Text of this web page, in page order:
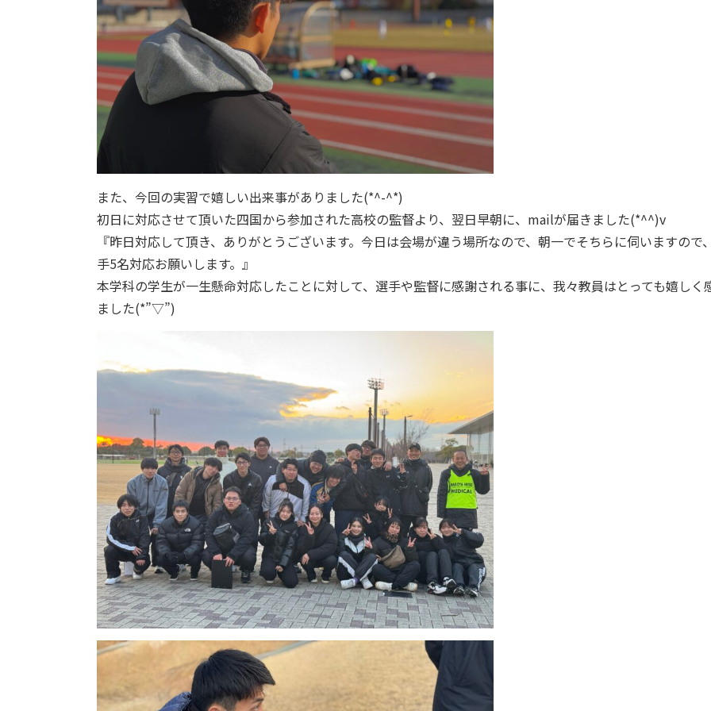
また、今回の実習で嬉しい出来事がありました(*^-^*)
初日に対応させて頂いた四国から参加された高校の監督より、翌日早朝に、mailが届きました(*^^)v
『昨日対応して頂き、ありがとうございます。今日は会場が違う場所なので、朝一でそちらに伺いますので
手5名対応お願いします。』
本学科の学生が一生懸命対応したことに対して、選手や監督に感謝される事に、我々教員はとっても嬉しく
ました(*”▽”)